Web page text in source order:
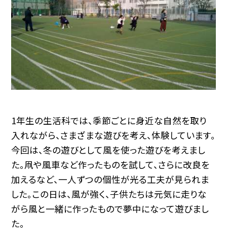
1年生の生活科では、季節ごとに身近な自然を取り
入れながら、さまざまな遊びを考え、体験しています。
今回は、冬の遊びとして風を使った遊びを考えまし
た。凧や風車など作ったものを試して、さらに改良を
加えるなど、一人ずつの個性が光る工夫が見られま
した。この日は、風が強く、子供たちは元気に走りな
がら風と一緒に作ったもので夢中になって遊びまし
た。